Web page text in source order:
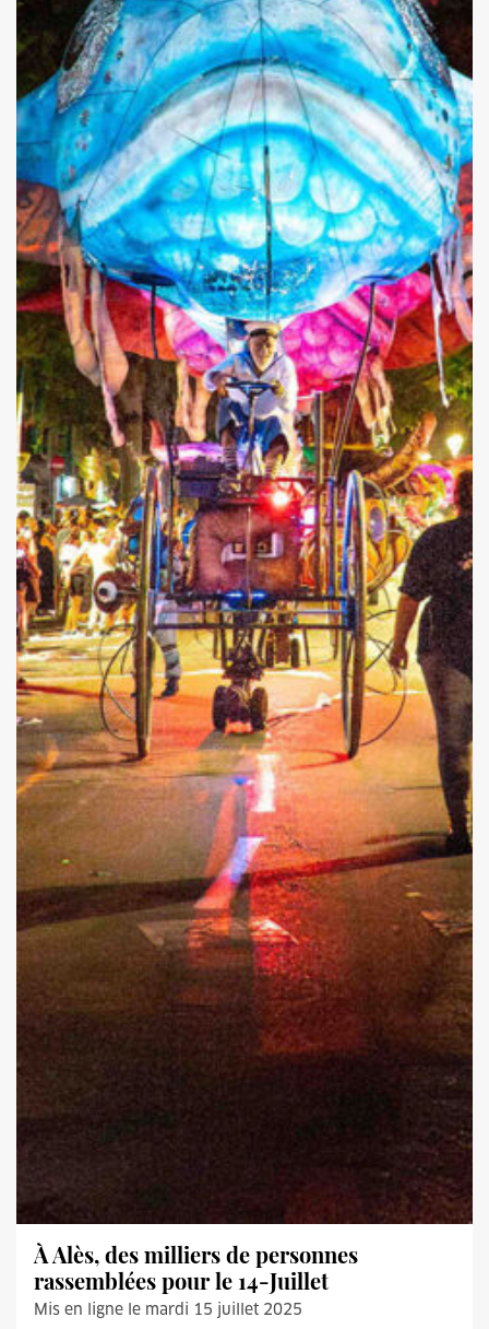
À Alès, des milliers de personnes
rassemblées pour le 14-Juillet
Mis en ligne le mardi 15 juillet 2025